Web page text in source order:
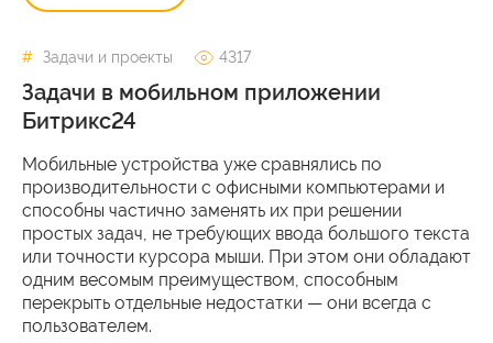
Задачи и проекты 4317
Задачи в мобильном приложении
Битрикс24
Мобильные устройства уже сравнялись по
производительности с офисными компьютерами и
способны частично заменять их при решении
простых задач, не требующих ввода большого текста
или точности курсора мыши. При этом они обладают
одним весомым преимуществом, способным
перекрыть отдельные недостатки — они всегда с
пользователем.